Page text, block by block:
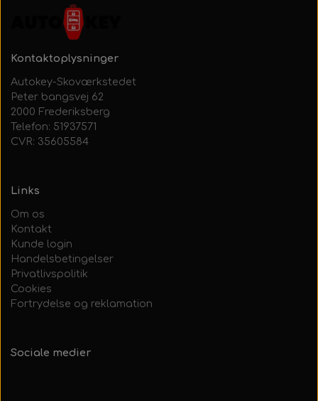
Kontaktoplysninger
Autokey-Skoværkstedet
Peter bangsvej 62
2000 Frederiksberg
Telefon: 51937571
CVR: 35605584
Links
Om os
Kontakt
Kunde login
Handelsbetingelser
Privatlivspolitik
Cookies
Fortrydelse og reklamation
Sociale medier